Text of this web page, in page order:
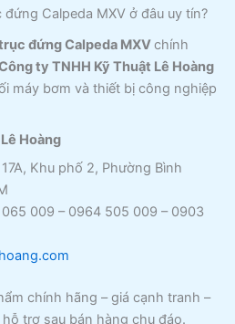
Calpeda MXV ở đâu uy tín?
đứng Calpeda MXVchính
ty TNHH Kỹ Thuật Lê Hoàng
máy bơm và thiết bị công nghiệp
Hoàng
Khu phố 2, Phường Bình
009 – 0964 505 009 – 0903
chính hãng – giá cạnh tranh –
trợ sau bán hàng chu đáo.